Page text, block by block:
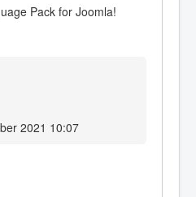
Pack for Joomla!
2021 10:07